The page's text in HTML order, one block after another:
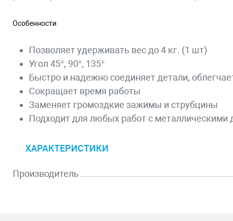
Особенности:
Позволяет удерживать вес до 4 кг. (1 шт)
Угол 45°, 90°, 135°
Быстро и надежно соединяет детали,
Сокращает время работы
Заменяет громоздкие зажимы и струбцины
Подходит для любых работ с металлическими
ХАРАКТЕРИСТИКИ
Производитель